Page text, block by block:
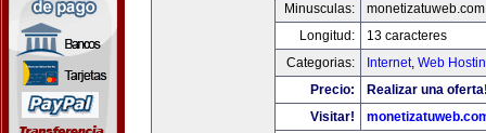
Minusculas:
monetizatuweb.com
Longitud:
13 caracteres
Categorias:
Internet, Web
Precio:
Realizar una
Visitar!